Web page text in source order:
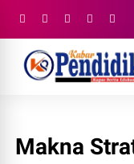
Makna